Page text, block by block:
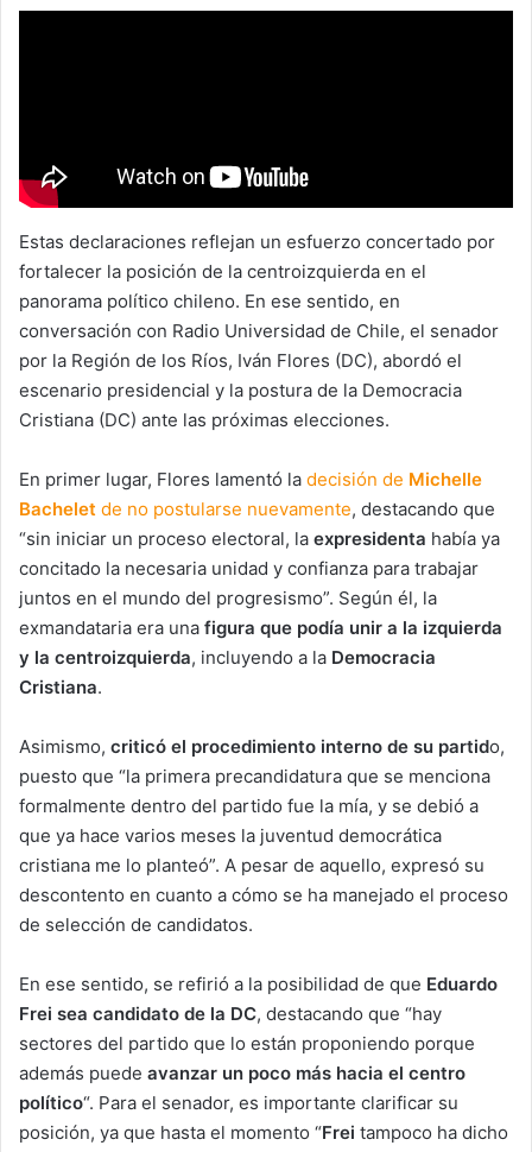
Estas declaraciones reflejan un esfuerzo concertado por
fortalecer la posición de la centroizquierda en el
panorama político chileno. En ese sentido, en
conversación con Radio Universidad de Chile, el senador
por la Región de los Ríos, Iván Flores (DC), abordó el
escenario presidencial y la postura de la Democracia
Cristiana (DC) ante las próximas elecciones.
En primer lugar, Flores lamentó la decisión de Michelle
Bachelet de no postularse nuevamente, destacando que
“sin iniciar un proceso electoral, la expresidenta había ya
concitado la necesaria unidad y confianza para trabajar
juntos en el mundo del progresismo”. Según él, la
exmandataria era una figura que podía unir a la izquierda
y la centroizquierda, incluyendo a la Democracia
Cristiana.
Asimismo, criticó el procedimiento interno de su partido,
puesto que “la primera precandidatura que se menciona
formalmente dentro del partido fue la mía, y se debió a
que ya hace varios meses la juventud democrática
cristiana me lo planteó”. A pesar de aquello, expresó su
descontento en cuanto a cómo se ha manejado el proceso
de selección de candidatos.
En ese sentido, se refirió a la posibilidad de que Eduardo
Frei sea candidato de la DC, destacando que “hay
sectores del partido que lo están proponiendo porque
además puede avanzar un poco más hacia el centro
político“. Para el senador, es importante clarificar su
posición, ya que hasta el momento “Frei tampoco ha dicho